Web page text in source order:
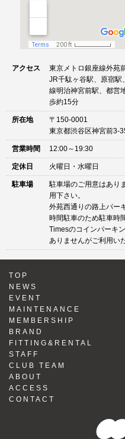
アクセス
東京メトロ銀座線外苑
JR千駄ヶ谷駅、原宿駅
線明治神宮前駅、都営
歩約15分
所在地
〒150-0001
東京都渋谷区神宮前3-
営業時間 12:00～19:30
定休日 火曜日・水曜日
駐車場
駐車場のご用意はあり
用下さい。
外苑西通りの路上パー
時間駐車のため駐車時
Timesのコインパーキ
ありませんがご利用い
TOP
NEWS
EVENT
MAINTENANCE
MEMBERSHIP
BRAND
FITTING&RENTAL
STAFF
CLUB TEAM
ABOUT
ACCESS
CONTACT